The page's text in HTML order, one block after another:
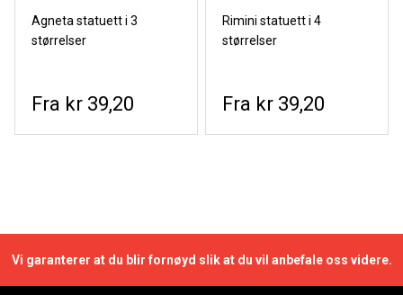
Agneta statuett i 3
størrelser
kr 39,20
Rimini statuett i 4
størrelser
kr 39,20
Vi garanterer at du blir fornøyd slik at du vil anbefale oss videre.